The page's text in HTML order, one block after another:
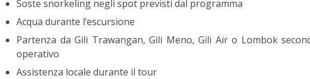
Soste snorkeling negli spot previsti dal programma
Acqua durante l’escursione
Partenza da Gili Trawangan, Gili Meno, Gili Air o Lombok
operativo
Assistenza locale durante il tour